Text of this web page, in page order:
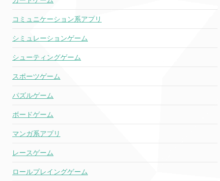
コミュニケーション系アプリ
シミュレーションゲーム
シューティングゲーム
スポーツゲーム
パズルゲーム
ボードゲーム
マンガ系アプリ
レースゲーム
ロールプレイングゲーム